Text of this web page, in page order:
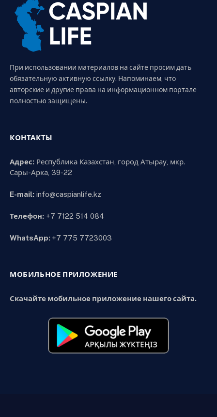
При использовании материалов на сайте просим дать
обязательную активную ссылку. Напоминаем, что
авторские и другие права на информационном портале
полностью защищены.
КОНТАКТЫ
Адрес: Республика Казахстан, город Атырау, мкр.
Сары-Арка, 39-22
E-mail: info@caspianlife.kz
Телефон: +7 7122 514 084
WhatsApp: +7 775 7723003
МОБИЛЬНОЕ ПРИЛОЖЕНИЕ
Скачайте мобильное приложение нашего сайта.